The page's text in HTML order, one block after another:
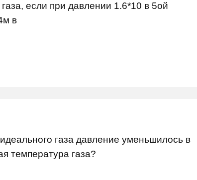
если при давлении 1.6*10 в 5ой
в
газа давление уменьшилось в
температура газа?